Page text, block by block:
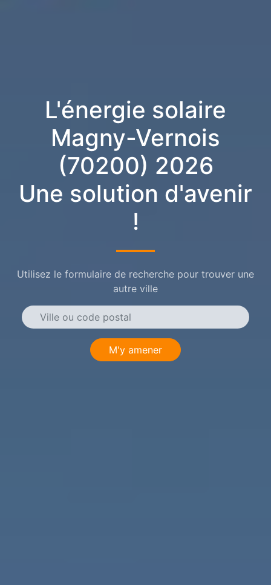
L'énergie solaire
Magny-Vernois
(70200) 2026
Une solution d'avenir
!
Utilisez le formulaire de recherche pour trouver une
autre ville
M'y amener